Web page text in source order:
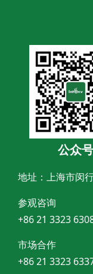
公众号
地址：上海市闵
参观咨询
+86 21 3323
市场合作
+86 21 3323